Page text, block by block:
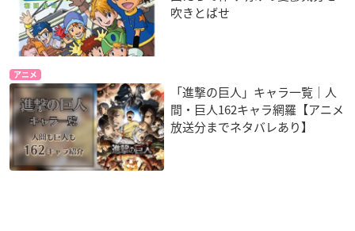
吹きとばせ
アニメ
「進撃の巨人」キャラ一覧｜人
間・巨人162キャラ網羅【アニメ
放送分までネタバレあり】